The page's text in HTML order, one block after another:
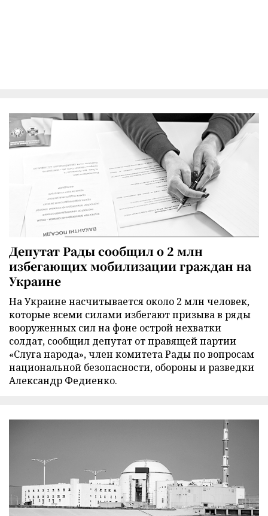
Депутат Рады сообщил о 2 млн
избегающих мобилизации граждан на
Украине
На Украине насчитывается около 2 млн человек,
которые всеми силами избегают призыва в ряды
вооруженных сил на фоне острой нехватки
солдат, сообщил депутат от правящей партии
«Слуга народа», член комитета Рады по вопросам
национальной безопасности, обороны и разведки
Александр Федиенко.